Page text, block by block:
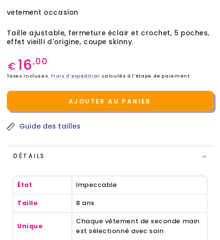
vetement occasion
Taille ajustable, fermeture éclair et crochet, 5 poches,
effet vieilli d'origine, coupe skinny.
Prix
normal
€ 16,00
Taxes incluses. Frais d'expédition calculés à l'étape de paiement.
AJOUTER AU PANIER
Guide des tailles
DÉTAILS
État Impeccable
Taille 8 ans
Unique
Chaque vêtement de seconde main
est sélectionné avec soin